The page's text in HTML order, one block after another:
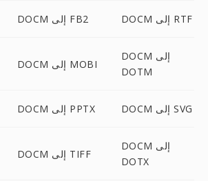
DOCM إلى FB2 DOCM إلى RTF
DOCM إلى MOBI
DOCM إلى
DOTM
DOCM إلى PPTX DOCM إلى SVG
DOCM إلى TIFF
DOCM إلى
DOTX